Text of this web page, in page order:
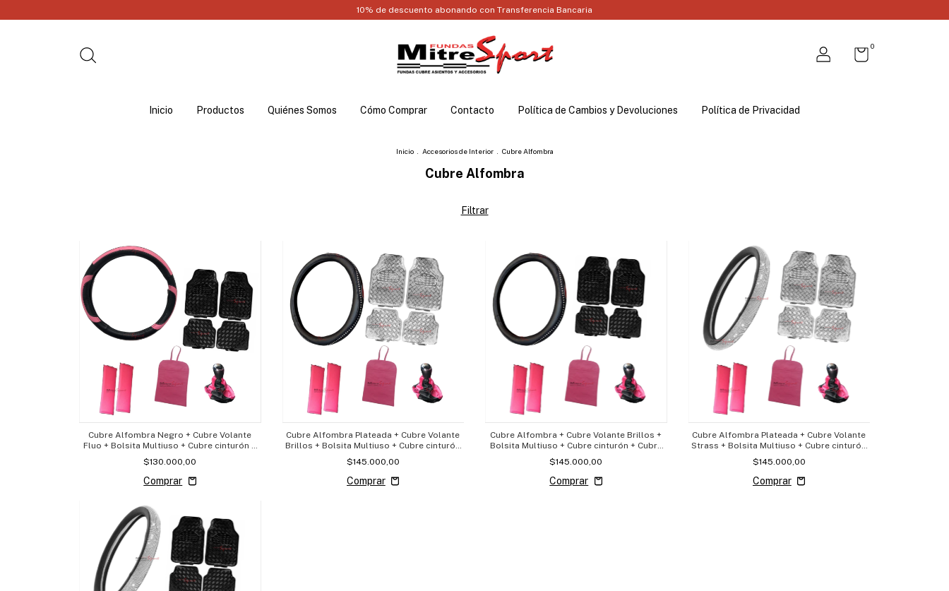
10% de descuento abonando con Transferencia Bancaria
0
Inicio Productos Quiénes Somos Cómo Comprar Contacto Política de Cambios y Devoluciones Política de Privacidad
Inicio Accesorios de Interior Cubre Alfombra
Cubre Alfombra
Filtrar
Cubre Alfombra Negro + Cubre Volante
Fluo + Bolsita Multiuso + Cubre cinturón +
Cubre Palanca
$130.000,00
Cubre Alfombra Plateada + Cubre Volante
Brillos + Bolsita Multiuso + Cubre cinturón
+ Cubre Palanca
$145.000,00
Cubre Alfombra + Cubre Volante Brillos +
Bolsita Multiuso + Cubre cinturón + Cubre
$145.000,00
Cubre Alfombra Plateada + Cubre Volante
Strass + Bolsita Multiuso + Cubre cinturón
+ Cubre Palanca
$145.000,00